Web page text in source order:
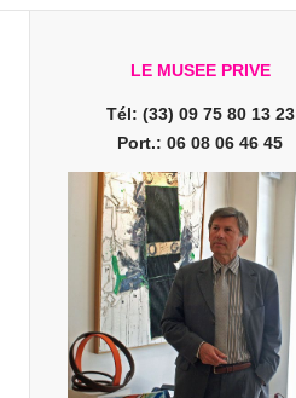
LE MUSEE PRIVE
Tél: (33) 09 75 80 13 23
Port.: 06 08 06 46 45